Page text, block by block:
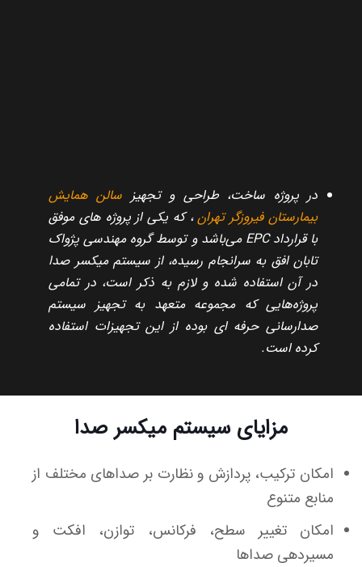
در پروژه ساخت، طراحی و تجهیز سالن همایش
بیمارستان فیروزگر تهران، که یکی از پروژه های موفق
با قرارداد EPC می‌باشد و توسط گروه مهندسی پژواک
تابان افق به سرانجام رسیده، از سیستم میکسر صدا
در آن استفاده شده و لازم به ذکر است، در تمامی
پروژه‌هایی که مجموعه متعهد به تجهیز سیستم
صدارسانی حرفه ای بوده از این تجهیزات استفاده
کرده است.
مزایای سیستم میکسر صدا
امکان ترکیب، پردازش و نظارت بر صداهای مختلف از
منابع متنوع
امکان تغییر سطح، فرکانس، توازن، افکت و
مسیردهی صداها